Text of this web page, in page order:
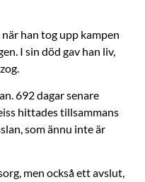
han tog upp kampen
I sin död gav han liv,
692 dagar senare
hittades tillsammans
som ännu inte är
men också ett avslut,